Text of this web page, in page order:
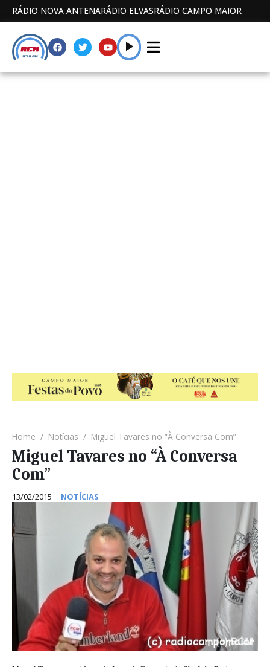
RÁDIO NOVA ANTENARÁDIO ELVASRÁDIO CAMPO MAIOR
Home Notícias Miguel Tavares no “À Conversa Com”
Miguel Tavares no “À Conversa
Com”
13/02/2015 NOTÍCIAS